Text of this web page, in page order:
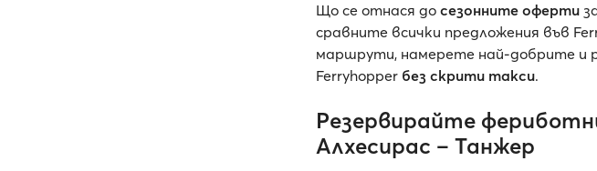
Що се отнася до сезонните оферти
сравните всички предложения във
маршрути, намерете най-добрите и
Ferryhopper без скрити такси.
Резервирайте
Алхесирас – Танжер